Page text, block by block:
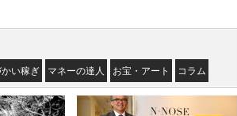
かい稼ぎ マネーの達人 お宝・アート コラム